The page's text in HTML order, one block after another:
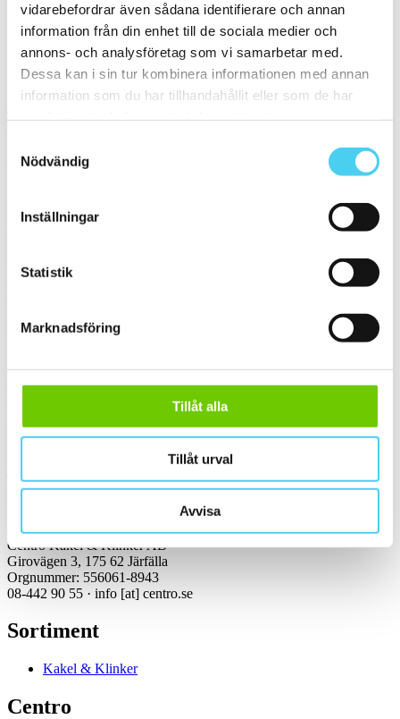
vidarebefordrar även sådana identifierare och annan
information från din enhet till de sociala medier och
annons- och analysföretag som vi samarbetar med.
Dessa kan i sin tur kombinera informationen med annan
information som du har tillhandahållit eller som de har
Nödvändig
Inställningar
Statistik
Marknadsföring
Tillåt alla
Tillåt urval
Avvisa
Nordhem - Almenäs
Tapwell - Level
Sortera
Tyvärr gav sökningen inget resultat. Välj gärna en kategori nedan
Webbshop
Handla kakel, och klinker online. I vår webbshop outlet hittar ni ett
brett utbud till riktigt bra priser.
Kakel, klinker, mosaik och granitkeramik →
Kontakt
Kundservice Konsument
Tel: 08-442 90 55
Centro Kakel & Klinker AB
Girovägen 3, 175 62 Järfälla
Orgnummer: 556061-8943
08-442 90 55 · info [at] centro.se
Sortiment
Kakel & Klinker
Centro